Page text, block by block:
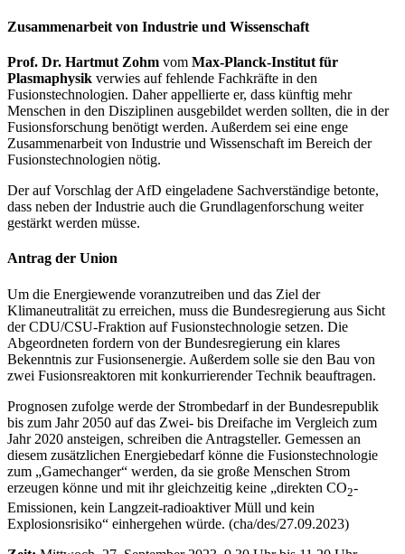
Zusammenarbeit von Industrie und Wissenschaft
Prof. Dr. Hartmut Zohm vom Max-Planck-Institut für
Plasmaphysik verwies auf fehlende Fachkräfte in den
Fusionstechnologien. Daher appellierte er, dass künftig mehr
Menschen in den Disziplinen ausgebildet werden sollten, die in der
Fusionsforschung benötigt werden. Außerdem sei eine enge
Zusammenarbeit von Industrie und Wissenschaft im Bereich der
Fusionstechnologien nötig.
Der auf Vorschlag der AfD eingeladene Sachverständige betonte,
dass neben der Industrie auch die Grundlagenforschung weiter
gestärkt werden müsse.
Antrag der Union
Um die Energiewende voranzutreiben und das Ziel der
Klimaneutralität zu erreichen, muss die Bundesregierung aus Sicht
der CDU/CSU-Fraktion auf Fusionstechnologie setzen. Die
Abgeordneten fordern von der Bundesregierung ein klares
Bekenntnis zur Fusionsenergie. Außerdem solle sie den Bau von
zwei Fusionsreaktoren mit konkurrierender Technik beauftragen.
Prognosen zufolge werde der Strombedarf in der Bundesrepublik
bis zum Jahr 2050 auf das Zwei- bis Dreifache im Vergleich zum
Jahr 2020 ansteigen, schreiben die Antragsteller. Gemessen an
diesem zusätzlichen Energiebedarf könne die Fusionstechnologie
zum „Gamechanger“ werden, da sie große Menschen Strom
erzeugen könne und mit ihr gleichzeitig keine „direkten CO2-
Emissionen, kein Langzeit-radioaktiver Müll und kein
Explosionsrisiko“ einhergehen würde. (cha/des/27.09.2023)